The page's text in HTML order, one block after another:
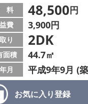
お気に入り登録
料 48,500円
費 3,900円
り 2DK
面積 44.7㎡
月 平成9年9月 (